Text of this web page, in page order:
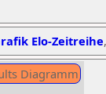
Elo-Zeitreihe